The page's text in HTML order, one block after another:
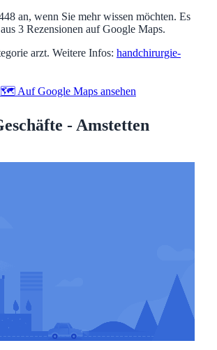
an, wenn Sie mehr wissen möchten. Es
3 Rezensionen auf Google Maps.
arzt. Weitere Infos: handchirurgie-
🗺️ Auf Google Maps ansehen
- Amstetten